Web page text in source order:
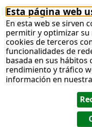
Esta página web
En esta web se sirven
permitir y optimizar su
cookies de terceros
funcionalidades de
basada en sus hábitos
rendimiento y tráfico
información en nuestra